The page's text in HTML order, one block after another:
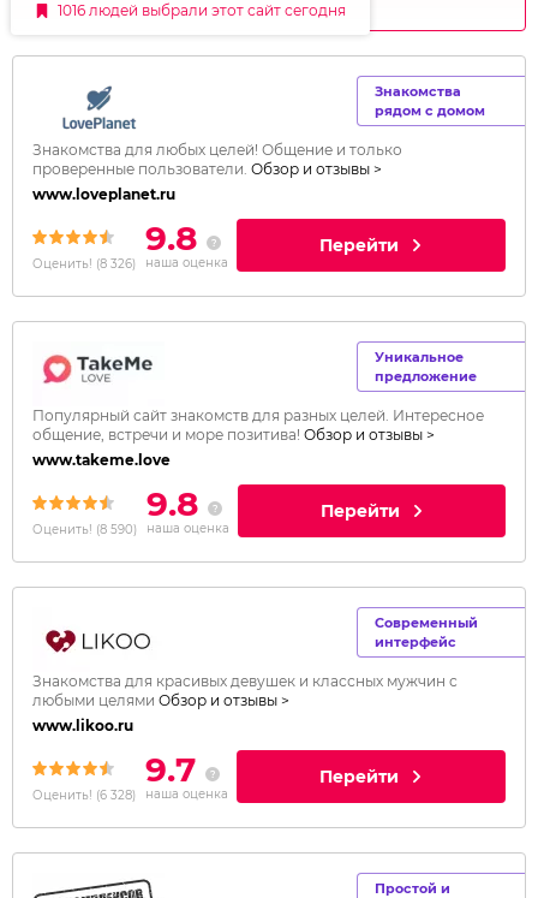
1016 людей выбрали этот сайт сегодня
Знакомства
рядом с домом
Знакомства для любых целей! Общение и только
проверенные пользователи. Обзор и отзывы >
www.loveplanet.ru
Оценить! (8 326)
9.8
наша оценка
Перейти
Уникальное
предложение
Популярный сайт знакомств для разных целей. Интересное
общение, встречи и море позитива! Обзор и отзывы >
www.takeme.love
Оценить! (8 590)
9.8
наша оценка
Перейти
Современный
интерфейс
Знакомства для красивых девушек и классных мужчин с
любыми целями Обзор и отзывы >
www.likoo.ru
Оценить! (6 328)
9.7
наша оценка
Перейти
Простой и